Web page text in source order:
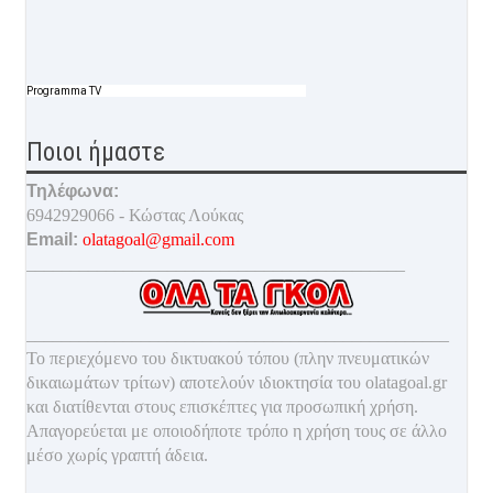
Programma TV
Ποιοι ήμαστε
Τηλέφωνα:
6942929066 - Κώστας Λούκας
Email: olatagoal@gmail.com
Το περιεχόμενο του δικτυακού τόπου (πλην πνευματικών
δικαιωμάτων τρίτων) αποτελούν ιδιοκτησία του olatagoal.gr
και διατίθενται στους επισκέπτες για προσωπική χρήση.
Απαγορεύεται με οποιοδήποτε τρόπο η χρήση τους σε άλλο
μέσο χωρίς γραπτή άδεια.